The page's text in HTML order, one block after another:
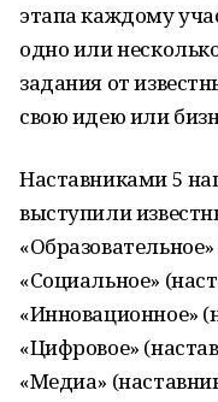
этапа каждому
одно или
задания от
свою идею или
Наставниками 5
выступили
«Социальное»
«Инновационное»
«Цифровое»
«Медиа»